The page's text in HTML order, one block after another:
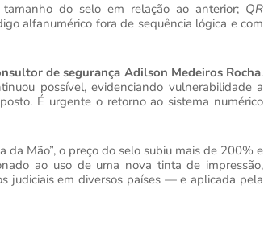
do selo em relação ao anterior; QR
alfanumérico fora de sequência lógica e com
de segurança Adilson Medeiros Rocha.
possível, evidenciando vulnerabilidade a
É urgente o retorno ao sistema numérico
Mão”, o preço do selo subiu mais de 200% e
ao uso de uma nova tinta de impressão,
judiciais em diversos países — e aplicada pela